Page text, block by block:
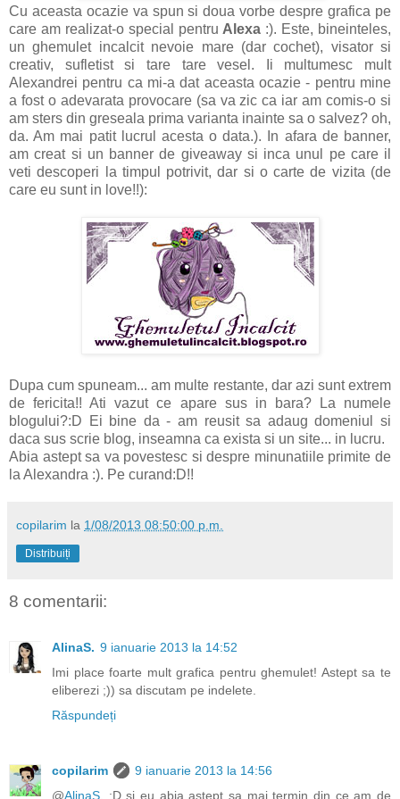
Cu aceasta ocazie va spun si doua vorbe despre grafica pe
care am realizat-o special pentru Alexa :). Este, bineinteles,
un ghemulet incalcit nevoie mare (dar cochet), visator si
creativ, sufletist si tare tare vesel. Ii multumesc mult
Alexandrei pentru ca mi-a dat aceasta ocazie - pentru mine
a fost o adevarata provocare (sa va zic ca iar am comis-o si
am sters din greseala prima varianta inainte sa o salvez? oh,
da. Am mai patit lucrul acesta o data.). In afara de banner,
am creat si un banner de giveaway si inca unul pe care il
veti descoperi la timpul potrivit, dar si o carte de vizita (de
care eu sunt in love!!):
Dupa cum spuneam... am multe restante, dar azi sunt extrem
de fericita!! Ati vazut ce apare sus in bara? La numele
blogului?:D Ei bine da - am reusit sa adaug domeniul si
daca sus scrie blog, inseamna ca exista si un site... in lucru.
Abia astept sa va povestesc si despre minunatiile primite de
la Alexandra :). Pe curand:D!!
copilarim la 1/08/2013 08:50:00 p.m.
Distribuiți
8 comentarii:
AlinaS. 9 ianuarie 2013 la 14:52
Imi place foarte mult grafica pentru ghemulet! Astept sa te
eliberezi ;)) sa discutam pe indelete.
Răspundeți
copilarim
9 ianuarie 2013 la 14:56
@AlinaS.
:D si eu abia astept sa mai termin din ce am de